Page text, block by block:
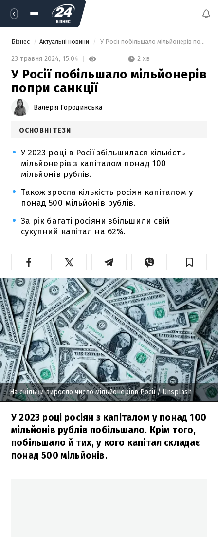
Бізнес Актуальні новини У Росії побільшало мільйонерів попри санкції
23 травня 2024, 15:04 2 хв
У Росії побільшало мільйонерів
попри санкції
Валерія Городинська
ОСНОВНІ ТЕЗИ
У 2023 році в Росії збільшилася кількість
мільйонерів з капіталом понад 100
мільйонів рублів.
Також зросла кількість росіян капіталом у
понад 500 мільйонів рублів.
За рік багаті росіяни збільшили свій
сукупний капітал на 62%.
На скільки виросло число мільйонерівв Росії/ Unsplash
У 2023 році росіян з капіталом у понад 100
мільйонів рублів побільшало. Крім того,
побільшало й тих, у кого капітал складає
понад 500 мільйонів.